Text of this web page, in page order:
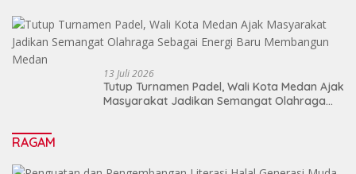
13 Juli 2026
Tutup Turnamen Padel, Wali Kota Medan Ajak
Masyarakat Jadikan Semangat Olahraga
RAGAM